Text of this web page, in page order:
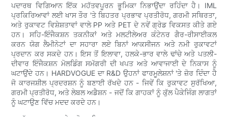
ਪਦਾਰਥ ਵਿਗਿਆਨ ਇੱਕ ਮਹੱਤਵਪੂਰਨ ਭੂਮਿਕਾ ਨਿਭਾਉਂਦਾ ਰਹਿੰਦਾ ਹੈ। IML
ਪ੍ਰਕਿਰਿਆਵਾਂ ਲਈ ਖਾਸ ਤੌਰ 'ਤੇ ਬਿਹਤਰ ਪ੍ਰਭਾਵ ਪ੍ਰਤੀਰੋਧ, ਗਰਮੀ ਸਥਿਰਤਾ,
ਅਤੇ ਰੁਕਾਵਟ ਵਿਸ਼ੇਸ਼ਤਾਵਾਂ ਵਾਲੇ PP ਅਤੇ PET ਦੇ ਨਵੇਂ ਗ੍ਰੇਡ ਵਿਕਸਤ ਕੀਤੇ ਗਏ
ਹਨ। ਸਹਿ-ਇੰਜੈਕਸ਼ਨ ਤਕਨੀਕਾਂ ਅਤੇ ਮਲਟੀਲੇਅਰ ਕੰਟੇਨਰ ਗੈਰ-ਰੀਸਾਈਕਲ
ਕਰਨ ਯੋਗ ਲੈਮੀਨੇਟਾਂ ਦਾ ਸਹਾਰਾ ਲਏ ਬਿਨਾਂ ਆਕਸੀਜਨ ਅਤੇ ਨਮੀ ਰੁਕਾਵਟਾਂ
ਪ੍ਰਦਾਨ ਕਰ ਸਕਦੇ ਹਨ। ਇਸ ਤੋਂ ਇਲਾਵਾ, ਹਲਕੇ-ਭਾਰ ਵਾਲੇ ਢਾਂਚੇ ਅਤੇ ਪਤਲੀ-
ਦੀਵਾਰ ਇੰਜੈਕਸ਼ਨ ਮੋਲਡਿੰਗ ਸਮੱਗਰੀ ਦੀ ਖਪਤ ਅਤੇ ਆਵਾਜਾਈ ਦੇ ਨਿਕਾਸ ਨੂੰ
ਘਟਾਉਂਦੇ ਹਨ। HARDVOGUE ਦਾ R&D ਉਹਨਾਂ ਫਾਰਮੂਲੇਸ਼ਨਾਂ 'ਤੇ ਜ਼ੋਰ ਦਿੰਦਾ ਹੈ
ਜੋ ਕਾਰਜਸ਼ੀਲ ਪ੍ਰਦਰਸ਼ਨ ਨੂੰ ਬਣਾਈ ਰੱਖਦੇ ਹਨ - ਜਿਵੇਂ ਕਿ ਰੁਕਾਵਟ ਸੁਰੱਖਿਆ,
ਗਰਮੀ ਪ੍ਰਤੀਰੋਧ, ਅਤੇ ਲੇਬਲ ਅਡੈਸ਼ਨ - ਜਦੋਂ ਕਿ ਗਾਹਕਾਂ ਨੂੰ ਕੁੱਲ ਪੈਕੇਜਿੰਗ ਲਾਗਤਾਂ
ਨੂੰ ਘਟਾਉਣ ਵਿੱਚ ਮਦਦ ਕਰਦੇ ਹਨ।